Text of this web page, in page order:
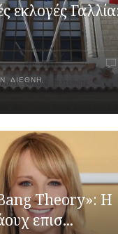
εκλογές
ΔΙΕΘΝΉ
Theory»: Η
επισ...